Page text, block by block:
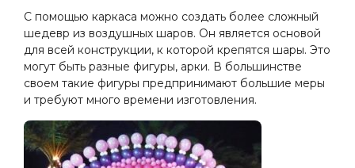
С помощью каркаса можно создать более сложный
шедевр из воздушных шаров. Он является основой
для всей конструкции, к которой крепятся шары. Это
могут быть разные фигуры, арки. В большинстве
своем такие фигуры предпринимают большие меры
и требуют много времени изготовления.